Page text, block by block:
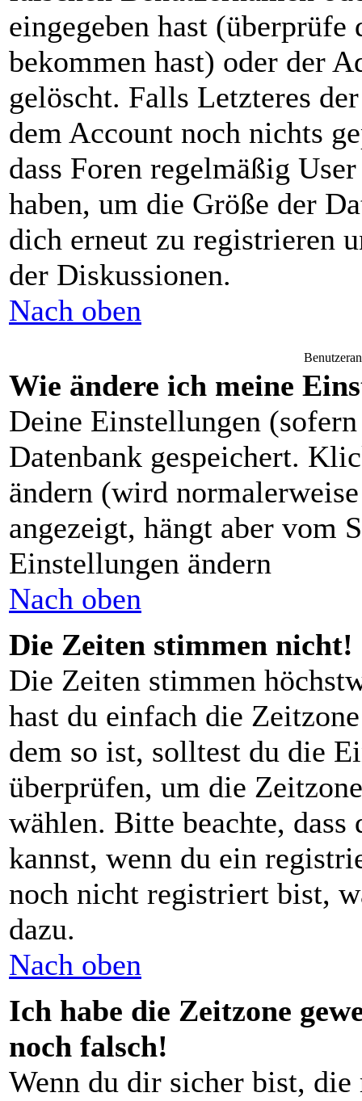
eingegeben hast
bekommen hast) oder der
gelöscht. Falls Letzteres
dem Account noch nichts
dass Foren regelmäßig
haben, um die Größe der
dich erneut zu registrieren
der Diskussionen.
Nach oben
Wie ändere ich meine
Deine Einstellungen
Datenbank gespeichert.
ändern (wird
angezeigt, hängt aber vom
Einstellungen ändern
Nach oben
Die Zeiten stimmen nicht!
Die Zeiten stimmen
hast du einfach die
dem so ist, solltest du die
überprüfen, um die
wählen. Bitte beachte,
kannst, wenn du ein
noch nicht registriert bist,
dazu.
Nach oben
Ich habe die Zeitzone
noch falsch!
Wenn du dir sicher bist,